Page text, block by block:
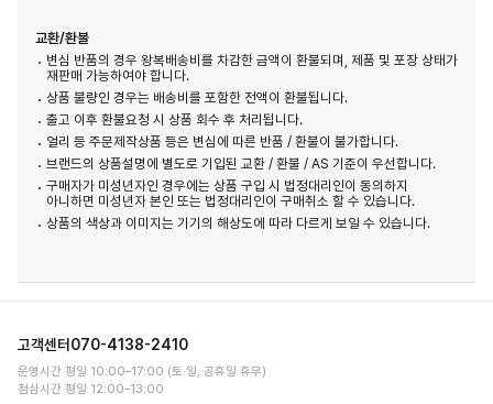
교환/환불
변심 반품의 경우 왕복배송비를 차감한 금액이 환불되며, 제품 및 포장 상태가
재판매 가능하여야 합니다.
상품 불량인 경우는 배송비를 포함한 전액이 환불됩니다.
출고 이후 환불요청 시 상품 회수 후 처리됩니다.
얼리 등 주문제작상품 등은 변심에 따른 반품 / 환불이 불가합니다.
브랜드의 상품설명에 별도로 기입된 교환 / 환불 / AS 기준이 우선합니다.
구매자가 미성년자인 경우에는 상품 구입 시 법정대리인이 동의하지
아니하면 미성년자 본인 또는 법정대리인이 구매취소 할 수 있습니다.
상품의 색상과 이미지는 기기의 해상도에 따라 다르게 보일 수 있습니다.
고객센터 070-4138-2410
운영시간 평일 10:00–17:00 (토·일, 공휴일 휴무)
점심시간 평일 12:00–13:00